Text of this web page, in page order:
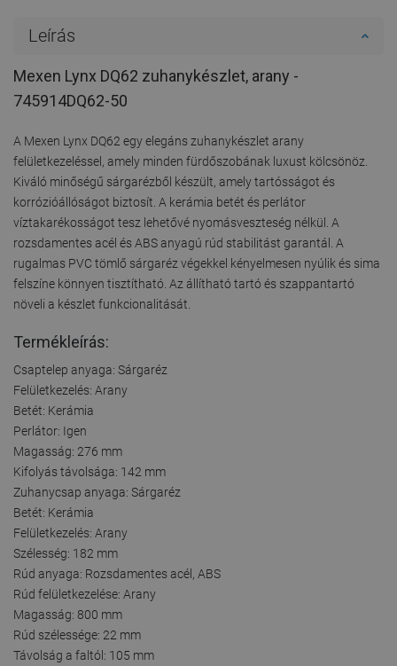
Leírás
Mexen Lynx DQ62 zuhanykészlet, arany -
745914DQ62-50
A Mexen Lynx DQ62 egy elegáns zuhanykészlet arany
felületkezeléssel, amely minden fürdőszobának luxust kölcsönöz.
Kiváló minőségű sárgarézből készült, amely tartósságot és
korrózióállóságot biztosít. A kerámia betét és perlátor
víztakarékosságot tesz lehetővé nyomásveszteség nélkül. A
rozsdamentes acél és ABS anyagú rúd stabilitást garantál. A
rugalmas PVC tömlő sárgaréz végekkel kényelmesen nyúlik és sima
felszíne könnyen tisztítható. Az állítható tartó és szappantartó
növeli a készlet funkcionalitását.
Termékleírás:
Csaptelep anyaga: Sárgaréz
Felületkezelés: Arany
Betét: Kerámia
Perlátor: Igen
Magasság: 276 mm
Kifolyás távolsága: 142 mm
Zuhanycsap anyaga: Sárgaréz
Betét: Kerámia
Felületkezelés: Arany
Szélesség: 182 mm
Rúd anyaga: Rozsdamentes acél, ABS
Rúd felületkezelése: Arany
Magasság: 800 mm
Rúd szélessége: 22 mm
Távolság a faltól: 105 mm